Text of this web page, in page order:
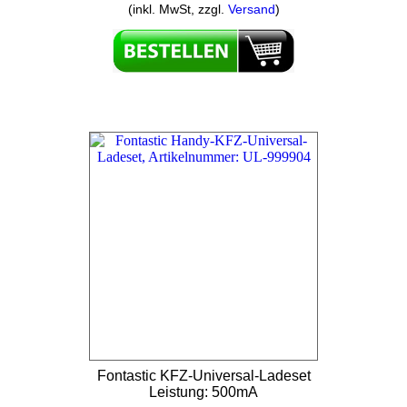
(inkl. MwSt, zzgl. Versand)
Fontastic KFZ-Universal-Ladeset
Leistung: 500mA